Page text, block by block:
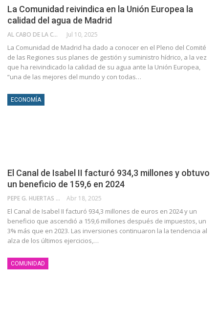
La Comunidad reivindica en la Unión Europea la
calidad del agua de Madrid
AL CABO DE LA CALLE Jul 10, 2025
La Comunidad de Madrid ha dado a conocer en el Pleno del Comité
de las Regiones sus planes de gestión y suministro hídrico, a la vez
que ha reivindicado la calidad de su agua ante la Unión Europea,
“una de las mejores del mundo y con todas…
ECONOMÍA
El Canal de Isabel II facturó 934,3 millones y obtuvo
un beneficio de 159,6 en 2024
PEPE G. HUERTAS Abr 18, 2025
El Canal de Isabel II facturó 934,3 millones de euros en 2024 y un
beneficio que ascendió a 159,6 millones después de impuestos, un
3% más que en 2023. Las inversiones continuaron la la tendencia al
alza de los últimos ejercicios,…
COMUNIDAD